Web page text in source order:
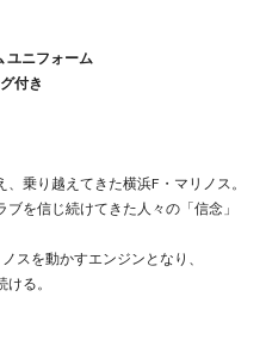
ユニフォーム
付き
乗り越えてきた横浜F・マリノス。
を信じ続けてきた人々の「信念」
スを動かすエンジンとなり、
る。